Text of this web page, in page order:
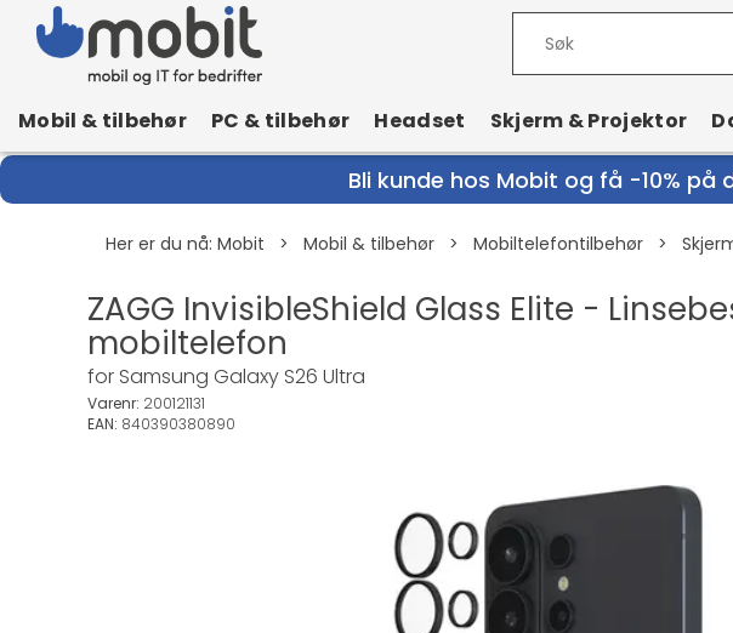
Mobil & tilbehør PC & tilbehør Headset Skjerm & Projektor
Bli kunde hos Mobit og få -10%
Her er du nå: Mobit > Mobil & tilbehør > Mobiltelefontilbehør >
ZAGG InvisibleShield Glass Elite -
mobiltelefon
for Samsung Galaxy S26 Ultra
Varenr: 200121131
EAN: 840390380890